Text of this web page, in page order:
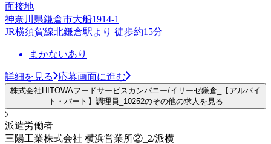
面接地
神奈川県鎌倉市大船1914-1
JR横須賀線北鎌倉駅より 徒歩約15分
まかないあり
詳細を見る 応募画面に進む
株式会社HITOWAフードサービスカンパニー/イリーゼ鎌倉_【アルバイ
ト・パート】調理員_10252のその他の求人を見る
派遣労働者
三陽工業株式会社 横浜営業所②_2/派横